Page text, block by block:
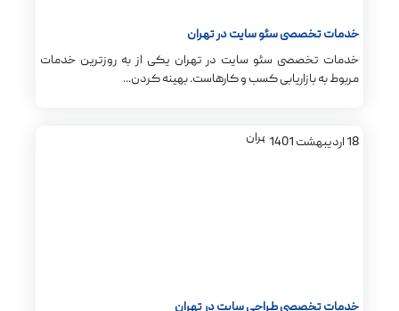
خدمات تخصصی سئو سایت در تهران
خدمات تخصصی سئو سایت در تهران یکی از به روزترین خدمات
مربوط به بازاریابی کسب و کارهاست. بهینه کردن...
18 اردیبهشت 1401
خدمات تخصصی طراحی سایت در تهران